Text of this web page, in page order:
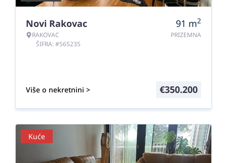
Novi Rakovac
RAKOVAC
ŠIFRA: #565235
91 m2
PRIZEMNA
Više o nekretnini > €350.200
Kuće